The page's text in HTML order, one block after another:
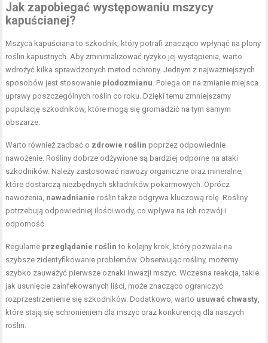
Jak zapobiegać występowaniu mszycy
kapuścianej?
Mszyca kapuściana to szkodnik, który potrafi znacząco wpłynąć na plony
roślin kapustnych. Aby zminimalizować ryzyko jej wystąpienia, warto
wdrożyć kilka sprawdzonych metod ochrony. Jednym z najważniejszych
sposobów jest stosowanie płodozmianu. Polega on na zmianie miejsca
uprawy poszczególnych roślin co roku. Dzięki temu zmniejszamy
populację szkodników, które mogą się gromadzić na tym samym
obszarze.
Warto również zadbać o zdrowie roślin poprzez odpowiednie
nawożenie. Rośliny dobrze odżywione są bardziej odporne na ataki
szkodników. Należy zastosować nawozy organiczne oraz mineralne,
które dostarczą niezbędnych składników pokarmowych. Oprócz
nawożenia, nawadnianie roślin także odgrywa kluczową rolę. Rośliny
potrzebują odpowiedniej ilości wody, co wpływa na ich rozwój i
odporność.
Regularne przeglądanie roślin to kolejny krok, który pozwala na
szybsze zidentyfikowanie problemów. Obserwując rośliny, możemy
szybko zauważyć pierwsze oznaki inwazji mszyc. Wczesna reakcja, takie
jak usunięcie zainfekowanych liści, może znacząco ograniczyć
rozprzestrzenienie się szkodników. Dodatkowo, warto usuwać chwasty,
które stają się schronieniem dla mszyc oraz konkurencją dla naszych
roślin.